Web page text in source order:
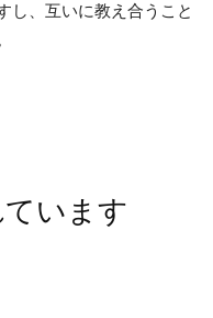
し、互いに教え合うこと
います